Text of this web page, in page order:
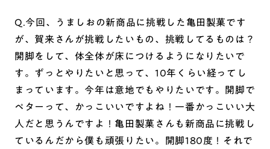
Q.今回、うましおの新商品に挑戦した亀田製菓です
が、賀来さんが挑戦したいもの、挑戦してるものは？
開脚をして、体全体が床につけるようになりたいで
す。ずっとやりたいと思って、10年くらい経ってし
まっています。今年は意地でもやりたいです。開脚で
ペターって、かっこいいですよね！一番かっこいい大
人だと思うんですよ！亀田製菓さんも新商品に挑戦し
ているんだから僕も頑張りたい。開脚180度！それで